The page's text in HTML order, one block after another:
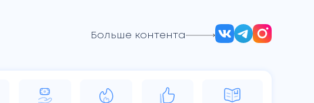
Больше контента
HomePod Vision Аксессуары Яндекс